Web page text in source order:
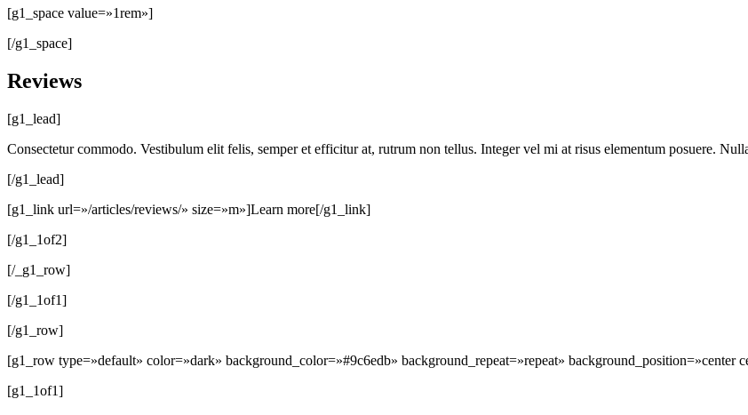
[g1_space value=»1rem»]
[/g1_space]
Reviews
[g1_lead]
Consectetur commodo. Vestibulum elit felis, semper et efficitur at, rutrum non tellus. Integer vel mi at risus elementum posuere.
[/g1_lead]
[g1_link url=»/articles/reviews/» size=»m»]Learn more[/g1_link]
[/g1_1of2]
[/_g1_row]
[/g1_1of1]
[/g1_row]
[g1_row type=»default» color=»dark» background_color=»#9c6edb» background_repeat=»repeat» background_position=»center
[g1_1of1]